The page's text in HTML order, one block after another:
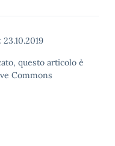
23.10.2019
questo articolo è
Commons